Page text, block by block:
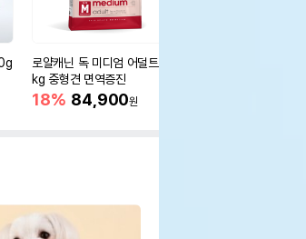
로얄캐닌 독 미디엄 어덜트 10
kg 중형견 면역증진
18% 84,900원